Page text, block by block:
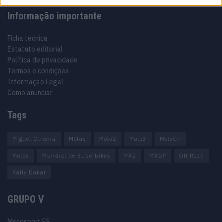
Informação importante
Ficha técnica
Estatuto editorial
Política de privacidade
Termos e condições
Informação Legal
Como anunciar
Tags
Miguel Oliveira Motas Moto2 Moto3 MotoGP
Motos Mundial de Superbikes MX2 MXGP Off Road
Rally Dakar
GRUPO V